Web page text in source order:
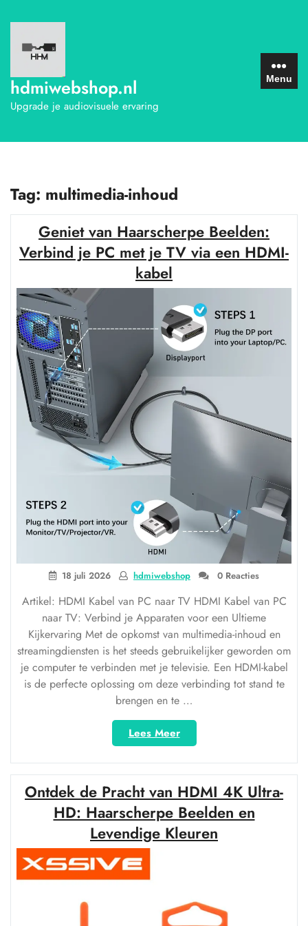
naar
inhoud
hdmiwebshop.nl
Upgrade je audiovisuele ervaring
Menu
Tag: multimedia-inhoud
Geniet van Haarscherpe Beelden:
Verbind je PC met je TV via een HDMI-
kabel
18 juli 2026 hdmiwebshop 0 Reacties
Artikel: HDMI Kabel van PC naar TV HDMI Kabel van PC
naar TV: Verbind je Apparaten voor een Ultieme
Kijkervaring Met de opkomst van multimedia-inhoud en
streamingdiensten is het steeds gebruikelijker geworden om
je computer te verbinden met je televisie. Een HDMI-kabel
is de perfecte oplossing om deze verbinding tot stand te
brengen en te …
Lees Meer“Geniet
van
Haarscherpe
Beelden:
Verbind
je
PC
met
een
HDMI-
Ontdek de Pracht van HDMI 4K Ultra-
HD: Haarscherpe Beelden en
Levendige Kleuren